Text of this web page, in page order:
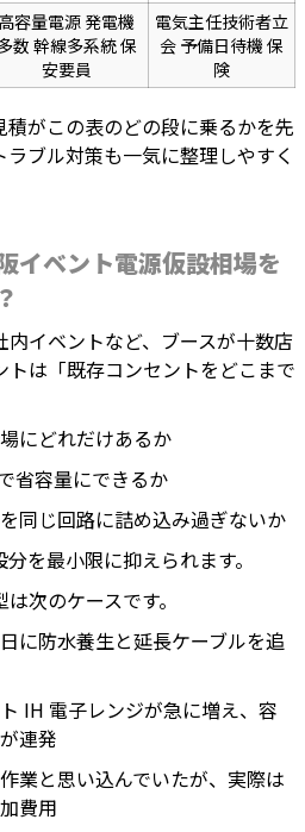
高容量電源 発電機
数 幹線多系統 保
安要員
電気主任技術者立
会 予備日待機 保
険
がこの表のどの段に乗るかを先
ブル対策も一気に整理しやすく
イベント電源仮設相場を
イベントなど、ブースが十数店
は「既存コンセントをどこまで
にどれだけあるか
省容量にできるか
同じ回路に詰め込み過ぎないか
を最小限に抑えられます。
次のケースです。
に防水養生と延長ケーブルを追
IH 電子レンジが急に増え、容
連発
業と思い込んでいたが、実際は
費用